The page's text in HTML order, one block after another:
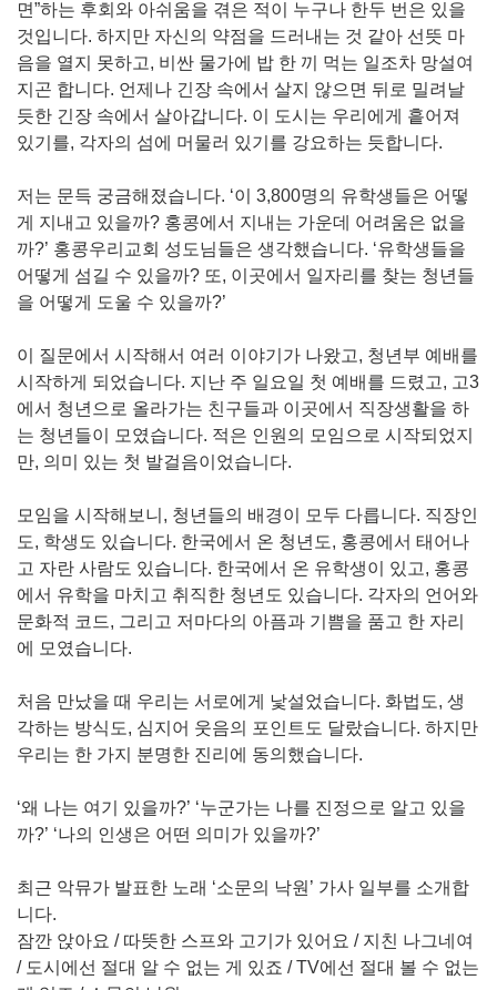
면”하는 후회와 아쉬움을 겪은 적이 누구나 한두 번은 있을
것입니다. 하지만 자신의 약점을 드러내는 것 같아 선뜻 마
음을 열지 못하고, 비싼 물가에 밥 한 끼 먹는 일조차 망설여
지곤 합니다. 언제나 긴장 속에서 살지 않으면 뒤로 밀려날
듯한 긴장 속에서 살아갑니다. 이 도시는 우리에게 흩어져
있기를, 각자의 섬에 머물러 있기를 강요하는 듯합니다.
저는 문득 궁금해졌습니다. ‘이 3,800명의 유학생들은 어떻
게 지내고 있을까? 홍콩에서 지내는 가운데 어려움은 없을
까?’ 홍콩우리교회 성도님들은 생각했습니다. ‘유학생들을
어떻게 섬길 수 있을까? 또, 이곳에서 일자리를 찾는 청년들
을 어떻게 도울 수 있을까?’
이 질문에서 시작해서 여러 이야기가 나왔고, 청년부 예배를
시작하게 되었습니다. 지난 주 일요일 첫 예배를 드렸고, 고3
에서 청년으로 올라가는 친구들과 이곳에서 직장생활을 하
는 청년들이 모였습니다. 적은 인원의 모임으로 시작되었지
만, 의미 있는 첫 발걸음이었습니다.
모임을 시작해보니, 청년들의 배경이 모두 다릅니다. 직장인
도, 학생도 있습니다. 한국에서 온 청년도, 홍콩에서 태어나
고 자란 사람도 있습니다. 한국에서 온 유학생이 있고, 홍콩
에서 유학을 마치고 취직한 청년도 있습니다. 각자의 언어와
문화적 코드, 그리고 저마다의 아픔과 기쁨을 품고 한 자리
에 모였습니다.
처음 만났을 때 우리는 서로에게 낯설었습니다. 화법도, 생
각하는 방식도, 심지어 웃음의 포인트도 달랐습니다. 하지만
우리는 한 가지 분명한 진리에 동의했습니다.
‘왜 나는 여기 있을까?’ ‘누군가는 나를 진정으로 알고 있을
까?’ ‘나의 인생은 어떤 의미가 있을까?’
최근 악뮤가 발표한 노래 ‘소문의 낙원’ 가사 일부를 소개합
니다.
잠깐 앉아요 / 따뜻한 스프와 고기가 있어요 / 지친 나그네여
/ 도시에선 절대 알 수 없는 게 있죠 / TV에선 절대 볼 수 없는